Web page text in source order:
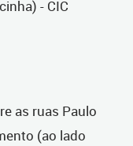
- CIC
as ruas Paulo
(ao lado